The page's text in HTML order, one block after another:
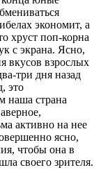
экономит, а
хруст поп-корна
с экрана. Ясно,
вкусов взрослых
три дня назад
это
наша страна
активно на нее
ясно,
чтобы она в
своего зрителя.